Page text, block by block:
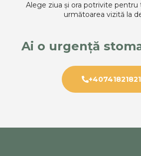
Alege ziua și ora potrivite pentru
următoarea vizită la
Ai o urgență
+40741821821